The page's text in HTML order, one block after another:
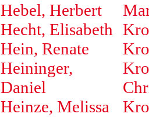
Hebel, Herbert
Hecht, Elisabeth
Hein, Renate
Heininger,
Daniel
Heinze, Melissa